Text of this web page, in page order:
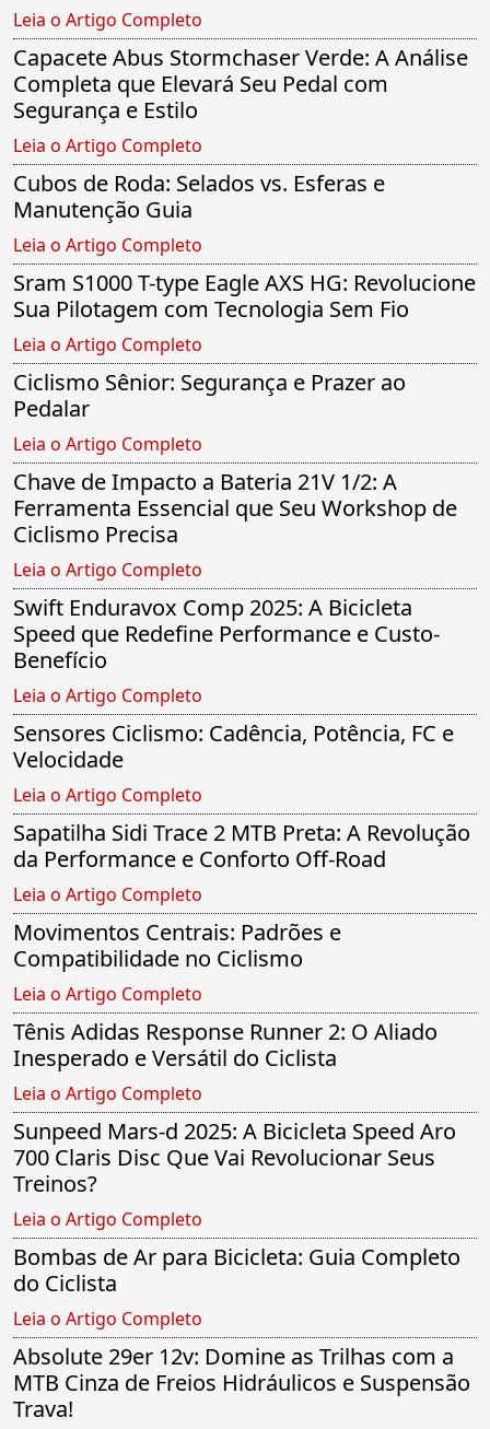
Leia o Artigo Completo
Capacete Abus Stormchaser Verde: A Análise
Completa que Elevará Seu Pedal com
Segurança e Estilo
Leia o Artigo Completo
Cubos de Roda: Selados vs. Esferas e
Manutenção Guia
Leia o Artigo Completo
Sram S1000 T-type Eagle AXS HG: Revolucione
Sua Pilotagem com Tecnologia Sem Fio
Leia o Artigo Completo
Ciclismo Sênior: Segurança e Prazer ao
Pedalar
Leia o Artigo Completo
Chave de Impacto a Bateria 21V 1/2: A
Ferramenta Essencial que Seu Workshop de
Ciclismo Precisa
Leia o Artigo Completo
Swift Enduravox Comp 2025: A Bicicleta
Speed que Redefine Performance e Custo-
Benefício
Leia o Artigo Completo
Sensores Ciclismo: Cadência, Potência, FC e
Velocidade
Leia o Artigo Completo
Sapatilha Sidi Trace 2 MTB Preta: A Revolução
da Performance e Conforto Off-Road
Leia o Artigo Completo
Movimentos Centrais: Padrões e
Compatibilidade no Ciclismo
Leia o Artigo Completo
Tênis Adidas Response Runner 2: O Aliado
Inesperado e Versátil do Ciclista
Leia o Artigo Completo
Sunpeed Mars-d 2025: A Bicicleta Speed Aro
700 Claris Disc Que Vai Revolucionar Seus
Treinos?
Leia o Artigo Completo
Bombas de Ar para Bicicleta: Guia Completo
do Ciclista
Leia o Artigo Completo
Absolute 29er 12v: Domine as Trilhas com a
MTB Cinza de Freios Hidráulicos e Suspensão
Trava!